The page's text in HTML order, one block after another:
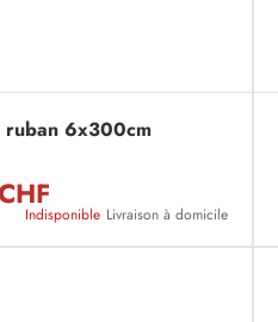
ruban 6x300cm
Indisponible Livraison à domicile